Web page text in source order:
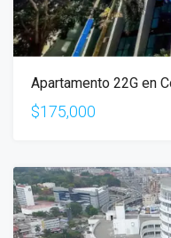
Apartamento 22G en
$175,000